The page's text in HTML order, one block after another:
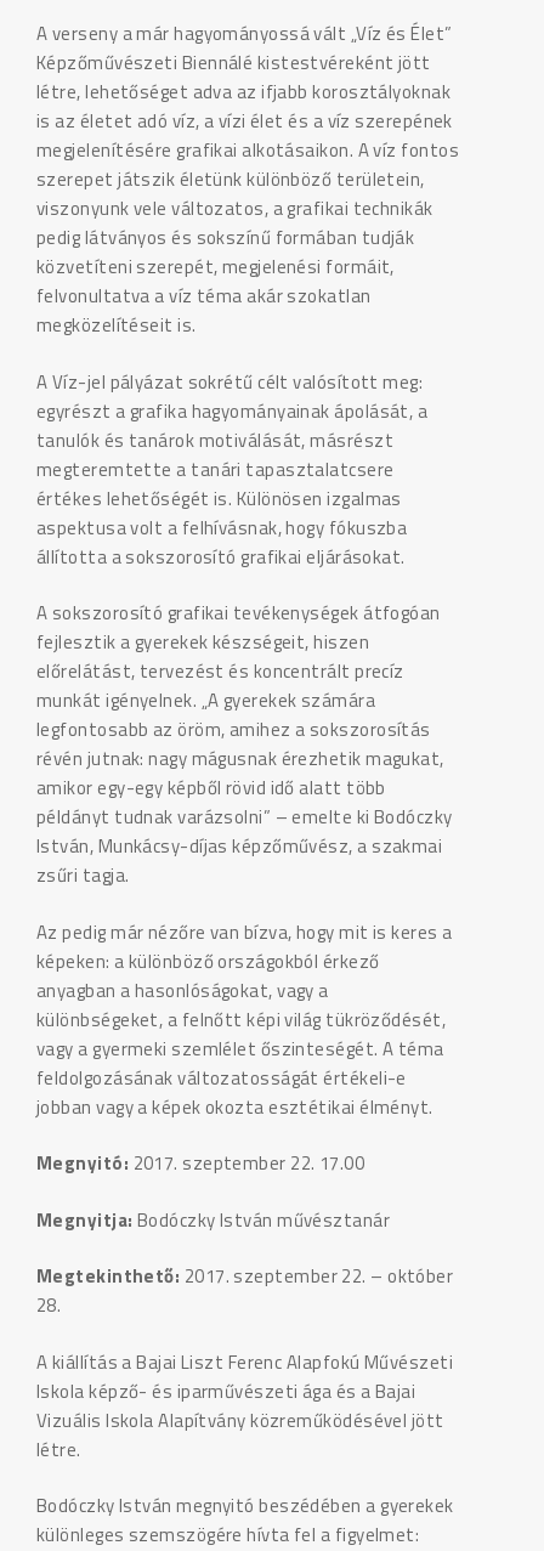
A verseny a már hagyományossá vált „Víz és Élet”
Képzőművészeti Biennálé kistestvéreként jött
létre, lehetőséget adva az ifjabb korosztályoknak
is az életet adó víz, a vízi élet és a víz szerepének
megjelenítésére grafikai alkotásaikon. A víz fontos
szerepet játszik életünk különböző területein,
viszonyunk vele változatos, a grafikai technikák
pedig látványos és sokszínű formában tudják
közvetíteni szerepét, megjelenési formáit,
felvonultatva a víz téma akár szokatlan
megközelítéseit is.
A Víz-jel pályázat sokrétű célt valósított meg:
egyrészt a grafika hagyományainak ápolását, a
tanulók és tanárok motiválását, másrészt
megteremtette a tanári tapasztalatcsere
értékes lehetőségét is. Különösen izgalmas
aspektusa volt a felhívásnak, hogy fókuszba
állította a sokszorosító grafikai eljárásokat.
A sokszorosító grafikai tevékenységek átfogóan
fejlesztik a gyerekek készségeit, hiszen
előrelátást, tervezést és koncentrált precíz
munkát igényelnek. „A gyerekek számára
legfontosabb az öröm, amihez a sokszorosítás
révén jutnak: nagy mágusnak érezhetik magukat,
amikor egy-egy képből rövid idő alatt több
példányt tudnak varázsolni” – emelte ki Bodóczky
István, Munkácsy-díjas képzőművész, a szakmai
zsűri tagja.
Az pedig már nézőre van bízva, hogy mit is keres a
képeken: a különböző országokból érkező
anyagban a hasonlóságokat, vagy a
különbségeket, a felnőtt képi világ tükröződését,
vagy a gyermeki szemlélet őszinteségét. A téma
feldolgozásának változatosságát értékeli-e
jobban vagy a képek okozta esztétikai élményt.
Megnyitó: 2017. szeptember 22. 17.00
Megnyitja: Bodóczky István művésztanár
Megtekinthető: 2017. szeptember 22. – október
28.
A kiállítás a Bajai Liszt Ferenc Alapfokú Művészeti
Iskola képző- és iparművészeti ága és a Bajai
Vizuális Iskola Alapítvány közreműködésével jött
létre.
Bodóczky István megnyitó beszédében a gyerekek
különleges szemszögére hívta fel a figyelmet: